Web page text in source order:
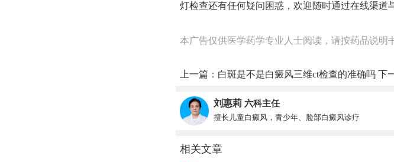
灯检查还有任何疑问困惑，欢迎随时通过在线渠道
本广告仅供医学药学专业人士阅读，请按药品说明
上一篇： 白斑是不是白癜风三维ct检查的准确吗 下
刘惠莉 六科主任
擅长儿童白癜风，青少年、脸部白癜风诊疗
相关文章